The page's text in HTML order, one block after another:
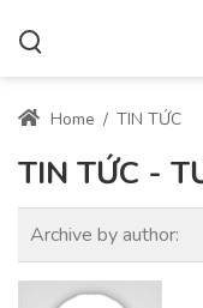
Home / TIN TỨC
TIN TỨC -
Archive by author: